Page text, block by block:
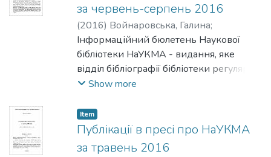
за червень-серпень 2016
(2016) Войнаровська, Галина;
Патрушева, Тетяна
Інформаційний бюлетень Наукової
бібліотеки НаУКМА - видання, яке
відділ бібліографії бібліотеки регулярно
готує на основі перегляду преси.
публікації викладачів НаУКМА
(основного складу), а також інформацію
про НаУКМА в пресі.
Show more
Item
Публікації в пресі про НаУКМА
за травень 2016